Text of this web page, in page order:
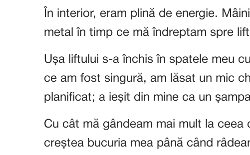
În interior, eram plină de energie.
metal în timp ce mă îndreptam spre
Ușa liftului s-a închis în spatele meu
ce am fost singură, am lăsat un mic
planificat; a ieșit din mine ca un
Cu cât mă gândeam mai mult la
creștea bucuria mea până când